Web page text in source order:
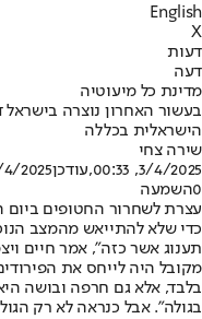
English
X
דעות
דעה
מדינת כל מיעוטיה
בעשור האחרון נוצרה
הישראלית בכללה
שירה צחי
3/4/2025, 00:33
,עודכן2025, 12:55
0השמעה
עצרת לשחרור החטופים ביום
כדי שלא להתייאש מהמצב
תענוג אשר כזה", אמר חיים
מקובל היה לייחס את
בלבד, אלא גם חרפה ובושה
בגולה". אבל כנראה לא רק הגולה אשמה - עובדה, 77 שנים של